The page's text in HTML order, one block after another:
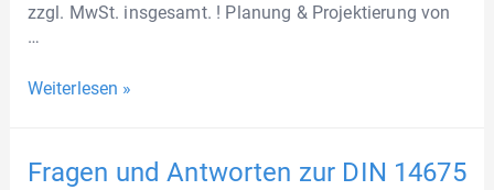
zzgl. MwSt. insgesamt. ! Planung & Projektierung von
…
Weiterlesen »
Fragen und Antworten zur DIN 14675